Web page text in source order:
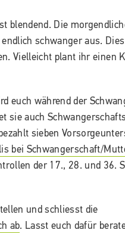
blendend. Die
schwanger aus.
Vielleicht plant ihr einen
euch während der
sie auch
sieben
bei Schwangerschaft/
der 17., 28. und 36.
und schliesst die
ab. Lasst euch dafür